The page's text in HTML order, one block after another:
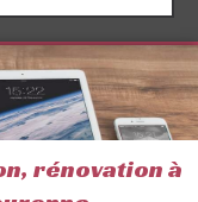
rénovation à